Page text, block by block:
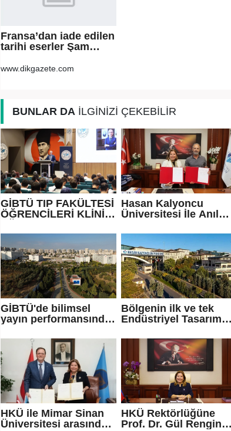
Fransa’dan iade edilen
tarihi eserler Şam
www.dikgazete.com
BUNLAR DAİLGİNİZİ ÇEKEBİLİR
GİBTÜ TIP FAKÜLTESİ
ÖĞRENCİLERİ KLİNİK
BAŞLADI
Hasan Kalyoncu
Üniversitesi İle Anıl
eğitim iş birliği
protokolü imzalandı
GİBTÜ'de bilimsel
yayın performansında
Bölgenin ilk ve tek
Endüstriyel Tasarım
HKÜ ile Mimar Sinan
Üniversitesi arasında
HKÜ Rektörlüğüne
Prof. Dr. Gül Rengin